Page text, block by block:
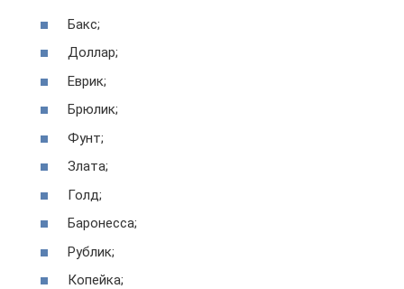
Бакс;
Доллар;
Еврик;
Брюлик;
Фунт;
Злата;
Голд;
Баронесса;
Рублик;
Копейка;